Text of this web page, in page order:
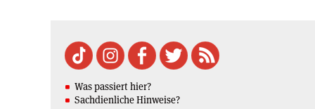
Was passiert hier?
Sachdienliche Hinweise?